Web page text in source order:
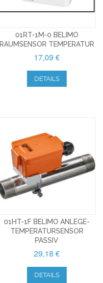
01RT-1M-0 BELIMO
RAUMSENSOR TEMPERATUR
17,09 €
DETAILS
01HT-1F BELIMO ANLEGE-
TEMPERATURSENSOR
PASSIV
29,18 €
DETAILS